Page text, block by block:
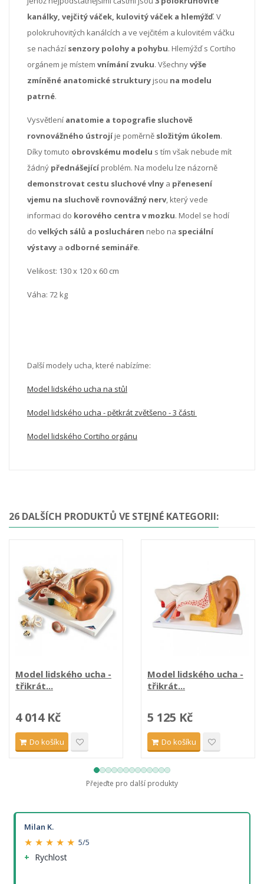
kanálky, vejčitý váček, kulovitý váček a hlemýžď. V
polokruhovitých kanálcích a ve vejčitém a kulovitém váčku
se nachází senzory polohy a pohybu. Hlemýžď s Cortiho
orgánem je místem vnímání zvuku. Všechnyvýše
zmíněné anatomické struktury jsou na modelu
patrné.
Vysvětlení anatomie a topografie sluchově
rovnovážného ústrojíje poměrně složitým úkolem.
Díky tomuto obrovskému modelu s tím však nebude mít
žádný přednášejícíproblém. Na modelu lze názorně
demonstrovat cestu sluchové vlny a přenesení
vjemu na sluchově rovnovážný nerv, který vede
informaci do korového centra v mozku. Model se hodí
do velkých sálů a poslucháren nebo na speciální
výstavy a odborné semináře.
Velikost: 130 x 120 x 60 cm
Váha: 72 kg
Další modely ucha, které nabízíme:
Model lidského ucha na stůl
Model lidského ucha - pětkrát zvětšeno - 3 části
Model lidského Cortiho orgánu
26 DALŠÍCH PRODUKTŮ VE STEJNÉ KATEGORII:
Model lidského ucha -
třikrát...
4 014 Kč
Do košíku
Model lidského ucha -
třikrát...
5 125 Kč
Do košíku
Přejeďte pro další produkty
Milan K.
★ ★ ★ ★ ★ 5/5
Rychlost